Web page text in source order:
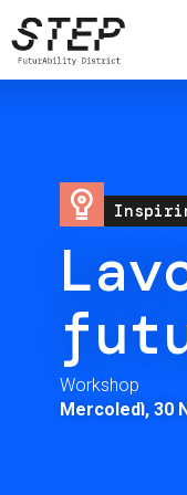
Salta
al
contenuto
Image
Workshop
Mercoledì, 30